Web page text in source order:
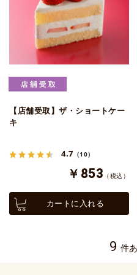
【店舗受取】ザ・ショートケー
キ
4.7 （10）
￥853 （税込）
カートに入れる
9 件